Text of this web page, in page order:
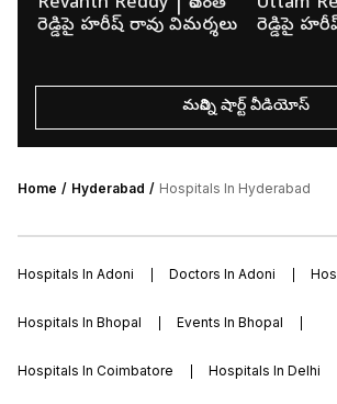
రెడ్డిపై హరీష్ రావు విమర్శలు
రెడ్డిపై
మరిన్ని షార్ట్ వీడియోస్
Home Hyderabad Hospitals In Hyderabad
Hospitals In Adoni Doctors In Adoni
Hospitals In Bhopal Events In Bhopal
Hospitals In Coimbatore Hospitals In Delhi